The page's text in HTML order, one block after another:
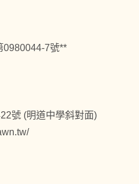
0980044-7號**
號 (明道中學斜對面)